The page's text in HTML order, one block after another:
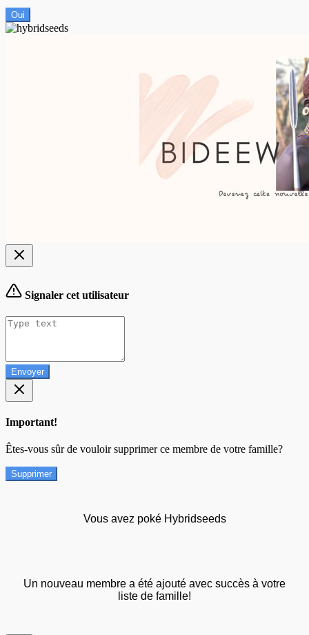
Oui
Signaler cet utilisateur
Envoyer
Important!
Êtes-vous sûr de vouloir supprimer ce membre de votre famille?
Supprimer
Vous avez poké Hybridseeds
Un nouveau membre a été ajouté avec succès à votre
liste de famille!